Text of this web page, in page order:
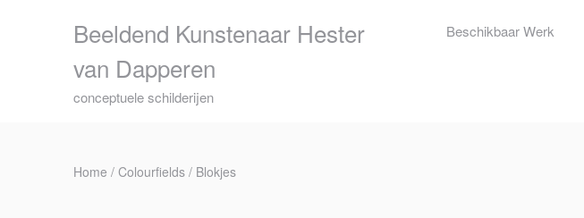
Beeldend Kunstenaar Hester
van Dapperen
conceptuele schilderijen
Beschikbaar Werk
Home / Colourfields / Blokjes